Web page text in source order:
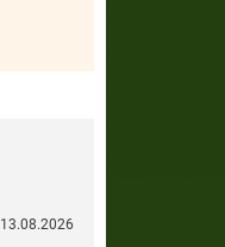
13.08.2026